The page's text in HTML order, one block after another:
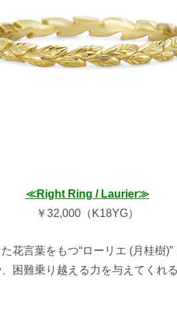
≪Right Ring / Laurier≫
￥32,000（K18YG）
花言葉をもつ“ローリエ (月桂樹)”
困難乗り越える力を与えてくれ